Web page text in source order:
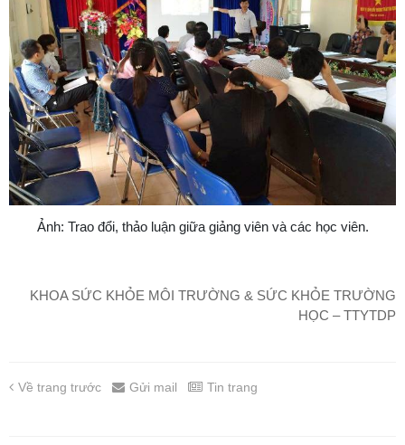
Ảnh: Trao đổi, thảo luận giữa giảng viên và các học viên.
KHOA SỨC KHỎE MÔI TRƯỜNG & SỨC KHỎE TRƯỜNG
HỌC – TTYTDP
Về trang trước Gửi mail Tin trang